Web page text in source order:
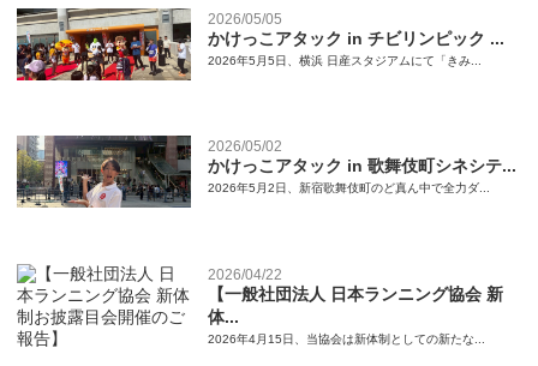
2026/05/05
かけっこアタック in チビリンピック ...
2026年5月5日、横浜 日産スタジアムにて「きみ...
2026/05/02
かけっこアタック in 歌舞伎町シネシテ...
2026年5月2日、新宿歌舞伎町のど真ん中で全力ダ...
2026/04/22
【一般社団法人 日本ランニング協会 新
体...
2026年4月15日、当協会は新体制としての新たな...